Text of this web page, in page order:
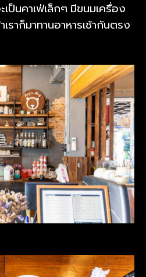
ป็นคาเฟ่เล็กๆ มีขนมเครื่อง
ราก็มาทานอาหารเช้ากันตรง